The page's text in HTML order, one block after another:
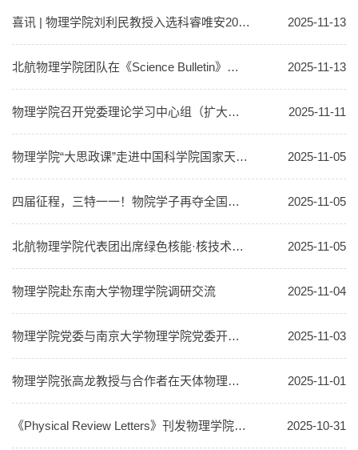
喜讯 | 物理学院刘利民教授入选科睿唯安2025“全球高被引科学家”榜单 2025-11-13
北航物理学院团队在《Science Bulletin》发表成果：费米镜技术有望揭示奇特强子态Zc(3900)/Zcs(3985)本质 2025-11-13
物理学院召开党委理论学习中心组（扩大）会议 专题学习党的二十届四中全会精神 2025-11-11
物理学院“大思政课”走进中国科学院国家天文台兴隆观测站 2025-11-05
四届征程，三特一一！物院学子再夺全国挑战杯数理组特等奖！ 2025-11-05
北航物理学院代表团出席绿色核能·核技术应用交流会，展示核科学技术新成果 2025-11-05
物理学院赴东南大学物理学院调研交流 2025-11-04
物理学院党委与南京大学物理学院党委开展联学 专题学习党的二十届四中全会精神 2025-11-03
物理学院张高龙教授与合作者在天体物理研究中取得重要突破 2025-11-01
《Physical Review Letters》刊发物理学院胡世渊副教授与合作者对细菌在受限环境中富集现象研究的最新进展 2025-10-31